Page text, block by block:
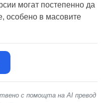
могат постепенно да
особено в масовите
с помощта на AI превод